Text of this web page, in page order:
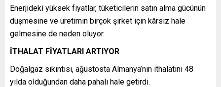
Enerjideki yüksek fiyatlar, tüketicilerin satın alma gücünün
düşmesine ve üretimin birçok şirket için kârsız hale
gelmesine de neden oluyor.
İTHALAT FİYATLARI ARTIYOR
Doğalgaz sıkıntısı, ağustosta Almanya’nın ithalatını 48
yılda olduğundan daha pahalı hale getirdi.